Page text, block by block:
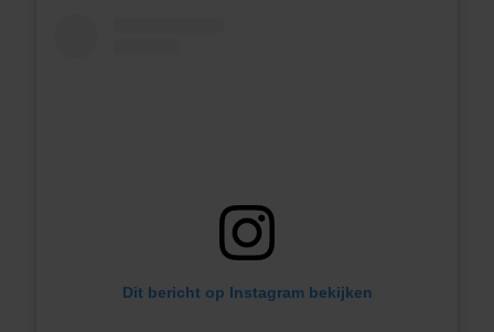
Dit bericht op Instagram bekijken